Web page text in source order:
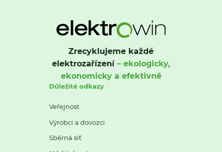
Zrecyklujeme každé
elektrozařízení– ekologicky,
ekonomicky a efektivně
Důležité odkazy
Veřejnost
Výrobci a dovozci
Sběrná síť